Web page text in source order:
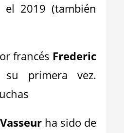
2019 (también
francés Frederic
primera vez.
Vasseurha sido de